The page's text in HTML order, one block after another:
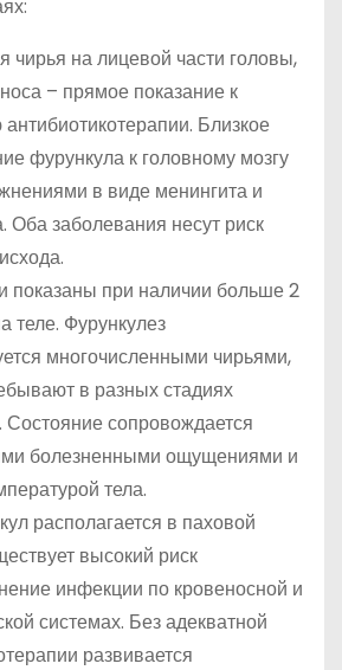
чирья на лицевой части головы,
– прямое показание к
Близкое
фурункула к головному мозгу
в виде менингита и
Оба заболевания несут риск
показаны при наличии больше 2
теле. Фурункулез
многочисленными чирьями,
в разных стадиях
Состояние сопровождается
болезненными ощущениями и
тела.
располагается в паховой
высокий риск
инфекции по кровеносной и
системах. Без адекватной
развивается